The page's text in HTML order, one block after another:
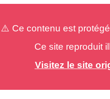
⚠️ Ce contenu est
Ce site reproduit
Visitez le site